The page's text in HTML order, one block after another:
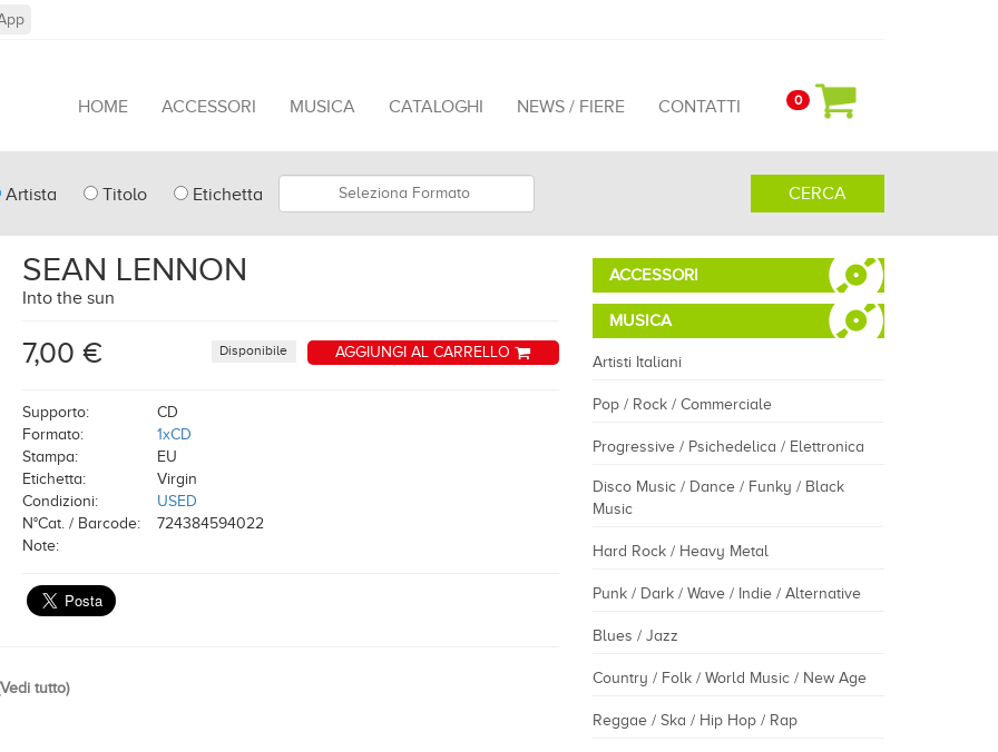
HOME ACCESSORI MUSICA CATALOGHI NEWS / FIERE CONTATTI 0
Artista Titolo Etichetta Formato CERCA
SEAN LENNON
Into the sun
7,00 € Disponibile AGGIUNGI AL CARRELLO
Supporto:
CD
Formato:
1xCD
Stampa:
EU
Etichetta:
Virgin
Condizioni:
USED
N°Cat. / Barcode:
724384594022
Note:
Vedi tutto)
ACCESSORI
MUSICA
Artisti Italiani
Pop / Rock / Commerciale
Progressive / Psichedelica / Elettronica
Disco Music / Dance / Funky / Black
Music
Hard Rock / Heavy Metal
Punk / Dark / Wave / Indie / Alternative
Blues / Jazz
Country / Folk / World Music / New Age
Reggae / Ska / Hip Hop / Rap